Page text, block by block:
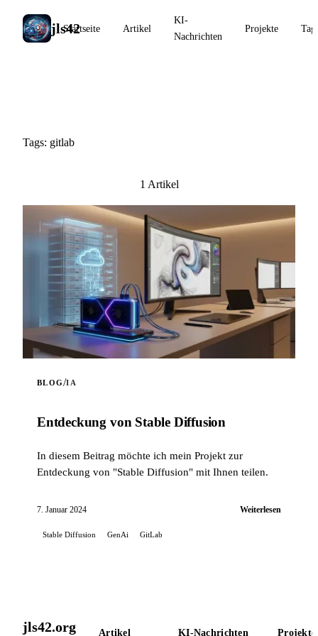
jls42
Startseite Artikel
KI-
Nachrichten
Projekte
Tags: gitlab
1 Artikel
BLOG/IA
Entdeckung von Stable Diffusion
In diesem Beitrag möchte ich mein Projekt zur
Entdeckung von "Stable Diffusion" mit Ihnen teilen.
7. Januar 2024 Weiterlesen
Stable Diffusion GenAi GitLab
jls42.org Artikel KI-Nachrichten Projekte